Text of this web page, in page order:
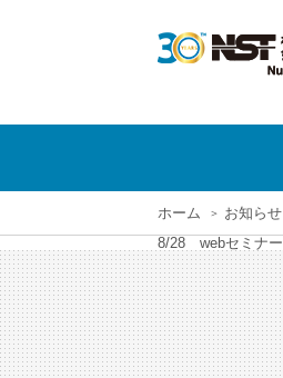
ホーム お知らせ
8/28 webセミナー